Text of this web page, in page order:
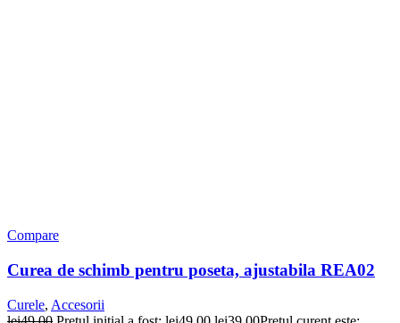
Compare
Curea de schimb pentru poseta, ajustabila REA02
Curele, Accesorii